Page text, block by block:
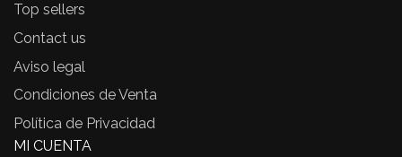
Top sellers
Contact us
Aviso legal
Condiciones de Venta
Política de Privacidad
MI CUENTA